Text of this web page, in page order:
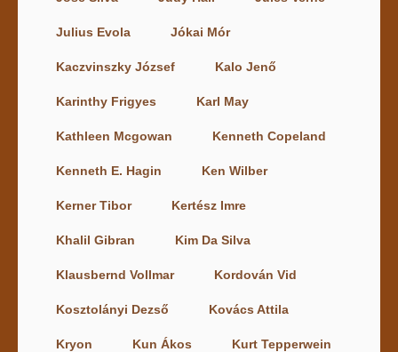
Julius Evola Jókai Mór
Kaczvinszky József Kalo Jenő
Karinthy Frigyes Karl May
Kathleen Mcgowan Kenneth Copeland
Kenneth E. Hagin Ken Wilber
Kerner Tibor Kertész Imre
Khalil Gibran Kim Da Silva
Klausbernd Vollmar Kordován Vid
Kosztolányi Dezső Kovács Attila
Kryon Kun Ákos Kurt Tepperwein